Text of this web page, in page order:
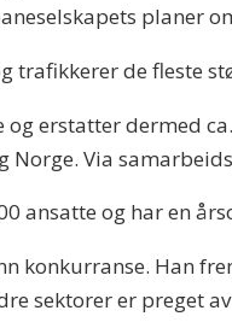
planer
trafikkerer de fleste
erstatter dermed
Via
ansatte og har en
konkurranse. Han
sektorer er preget